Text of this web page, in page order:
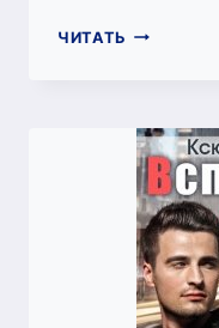
ЧИТАТЬ БАРЫШНЯ.